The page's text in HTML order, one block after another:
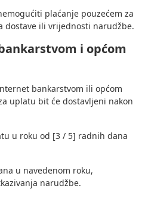
plaćanje pouzećem za
dostave ili vrijednosti narudžbe.
i općom
bankarstvom ili općom
uplatu bit će dostavljeni nakon
u roku od [3 / 5] radnih dana
u navedenom roku,
narudžbe.